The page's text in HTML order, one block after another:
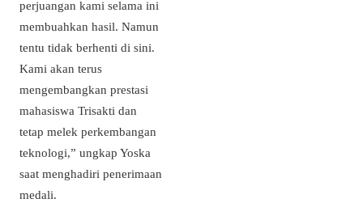
perjuangan kami selama ini
membuahkan hasil. Namun
tentu tidak berhenti di sini.
Kami akan terus
mengembangkan prestasi
mahasiswa Trisakti dan
tetap melek perkembangan
teknologi,” ungkap Yoska
saat menghadiri penerimaan
medali.